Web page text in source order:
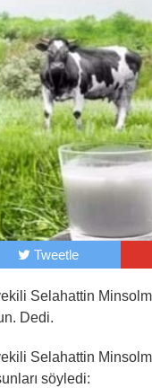
Tweetle
Selahattin
Dedi.
Selahattin
söyledi: